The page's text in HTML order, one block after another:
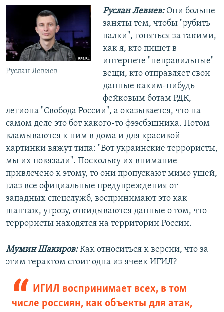
Руслан Левиев
Руслан Левиев: Они больше
заняты тем, чтобы "рубить
палки", гоняться за такими,
как я, кто пишет в
интернете "неправильные"
вещи, кто отправляет свои
данные каким-нибудь
фейковым ботам РДК,
легиона "Свобода России", а оказывается, что на
самом деле это бот какого-то фээсбэшника. Потом
вламываются к ним в дома и для красивой
картинки вяжут типа: "Вот украинские террористы,
мы их повязали". Поскольку их внимание
привлечено к этому, то они пропускают мимо ушей,
глаз все официальные предупреждения от
западных спецслужб, воспринимают это как
шантаж, угрозу, откидываются данные о том, что
террористы находятся на территории России.
Мумин Шакиров:Как относиться к версии, что за
этим терактом стоит одна из ячеек ИГИЛ?
ИГИЛ воспринимает всех, в том
числе россиян, как объекты для атак,